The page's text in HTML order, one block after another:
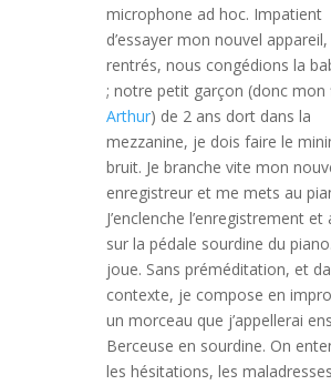
microphone ad hoc. Impatient
d’essayer mon nouvel
rentrés, nous congédions la
; notre petit garçon (donc mon
Arthur) de 2 ans dort dans la
mezzanine, je dois faire le
bruit. Je branche vite mon
enregistreur et me mets au
J’enclenche l’enregistrement et
sur la pédale sourdine du
joue. Sans préméditation, et
contexte, je compose en
un morceau que j’appellerai
Berceuse en sourdine. On
les hésitations, les